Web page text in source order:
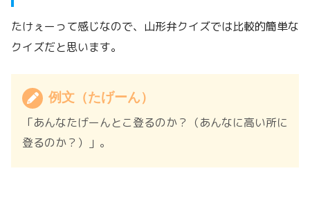
たけぇーって感じなので、山形弁クイズでは比較的簡単な
クイズだと思います。
例文（たげーん）
「あんなたげーんとこ登るのか？（あんなに高い所に
登るのか？）」。